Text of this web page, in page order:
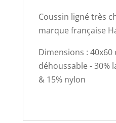
Coussin ligné très
marque française
Dimensions : 40x60
déhoussable - 30%
& 15% nylon